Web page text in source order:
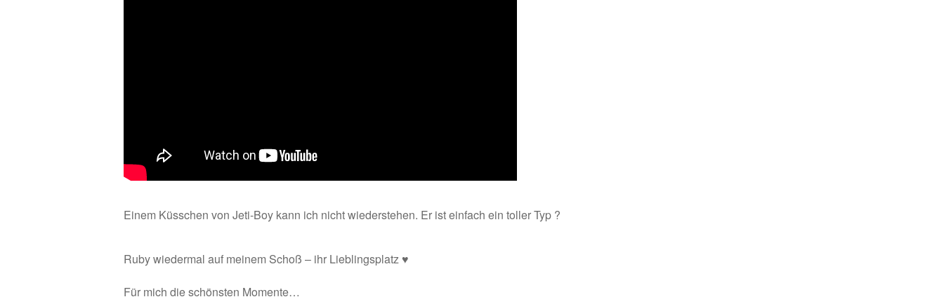
Einem Küsschen von Jeti-Boy kann ich nicht wiederstehen. Er ist einfach ein toller Typ ?
Ruby wiedermal auf meinem Schoß – ihr Lieblingsplatz ♥️
Für mich die schönsten Momente…